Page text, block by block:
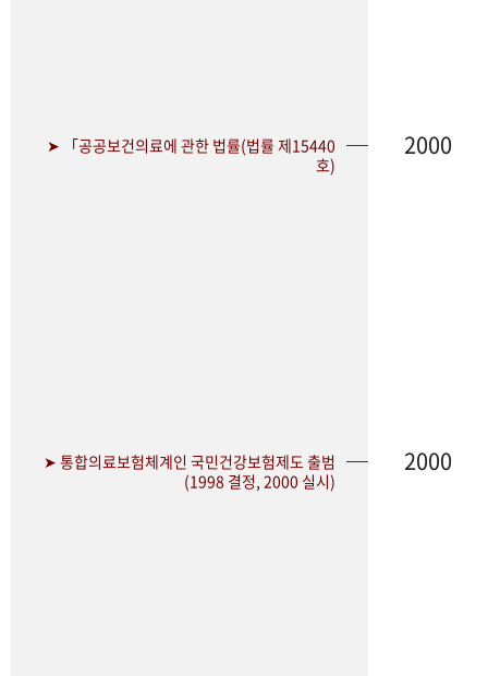
➤ 「공공보건의료에 관한 법률(법률 제15440
호)
2000
➤ 통합의료보험체계인 국민건강보험제도 출범
(1998 결정, 2000 실시)
2000